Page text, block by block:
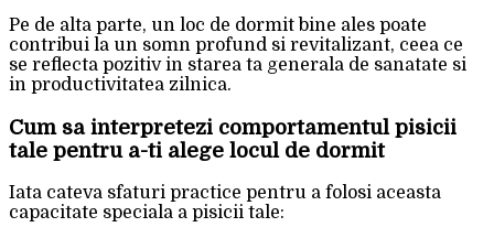
Pe de alta parte, un loc de dormit bine ales poate
contribui la un somn profund si revitalizant, ceea ce
se reflecta pozitiv in starea ta generala de sanatate si
in productivitatea zilnica.
Cum sa interpretezi comportamentul pisicii
tale pentru a-ti alege locul de dormit
Iata cateva sfaturi practice pentru a folosi aceasta
capacitate speciala a pisicii tale: